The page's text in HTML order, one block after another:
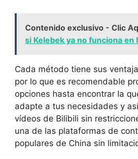
Contenido exclusivo - Clic
si Kelebek ya no funciona en
Cada método tiene sus
por lo que es recomendable
opciones hasta encontrar la
adapte a tus necesidades y
vídeos de Bilibili sin
una de las plataformas de
populares de China sin